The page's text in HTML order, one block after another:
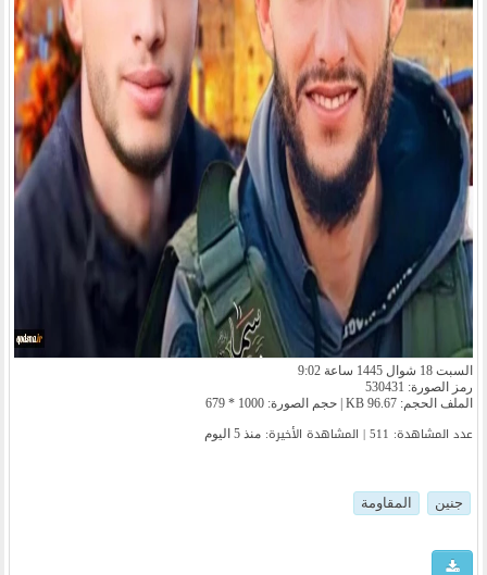
السبت 18 شوال 1445 ساعة 9:02
رمز الصورة: 530431
الملف الحجم: 96.67 KB | حجم الصورة: 1000 * 679
عدد المشاهدة: 511 | المشاهدة الأخیرة: منذ 5 اليوم
جنين المقاومة